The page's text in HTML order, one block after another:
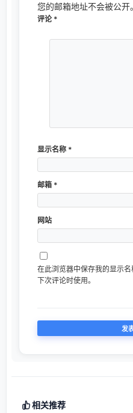
您的邮箱地址不会被公开。
评论 *
显示名称 *
邮箱 *
网站
在此浏览器中保存我的显示
下次评论时使用。
相关推荐